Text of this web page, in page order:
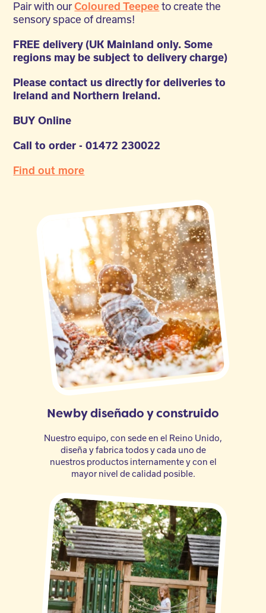
Pair with ourColoured Teepee to create the
sensory space of dreams!
FREE delivery (UK Mainland only. Some
regions may be subject to delivery charge)
Please contact us directly for deliveries to
Ireland and Northern Ireland.
BUY Online
Call to order - 01472 230022
Find out more
Newby diseñado y construido
Nuestro equipo, con sede en el Reino Unido,
diseña y fabrica todos y cada uno de
nuestros productos internamente y con el
mayor nivel de calidad posible.